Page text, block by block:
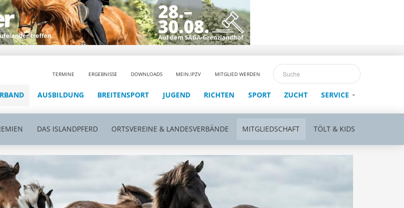
TERMINE ERGEBNISSE DOWNLOADS MEIN.IPZV MITGLIED WERDEN
AUSBILDUNG BREITENSPORT JUGEND RICHTEN SPORT ZUCHT SERVICE
DAS ISLANDPFERD ORTSVEREINE & LANDESVERBÄNDE MITGLIEDSCHAFT TÖLT & KIDS